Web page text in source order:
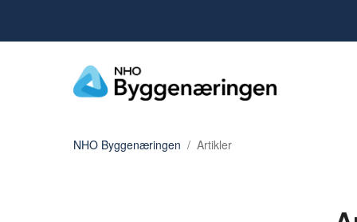
NHO Byggenæringen Artikler